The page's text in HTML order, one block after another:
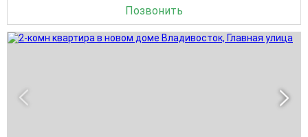
Позвонить